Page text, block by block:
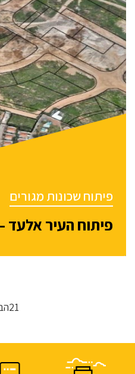
פיתוח שכונות מגורים
פיתוח העיר
1
2